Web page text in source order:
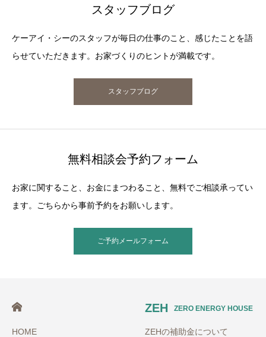
スタッフブログ
ケーアイ・シーのスタッフが毎日の仕事のこと、感じたことを語
らせていただきます。お家づくりのヒントが満載です。
スタッフブログ
無料相談会予約フォーム
お家に関すること、お金にまつわること、無料でご相談承ってい
ます。ごちらから事前予約をお願いします。
ご予約メールフォーム
HOME
ZEH ZERO ENERGY HOUSE
ZEHの補助金について